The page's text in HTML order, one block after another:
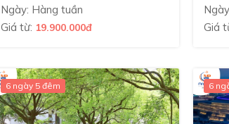
Ngày: Hàng tuần
Giá từ: 19.900.000đ
Giá
6 ngày 5 đêm 6